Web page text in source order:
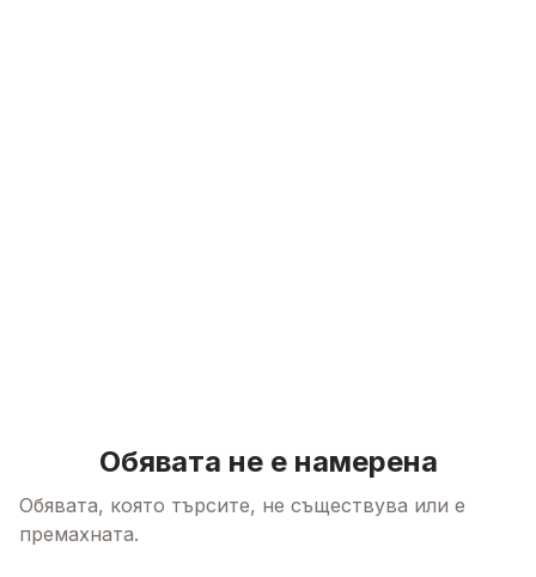
Обявата не е намерена
Обявата, която търсите, не съществува или е
премахната.